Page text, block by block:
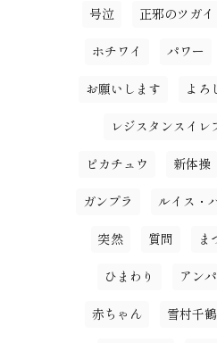
号泣 正邪のツガイ
ホチワイ パワー
お願いします よろ
レジスタンスイレ
ピカチュウ 新体操
ガンプラ ルイス・
突然 質問 ま
ひまわり アン
赤ちゃん 雪村千鶴